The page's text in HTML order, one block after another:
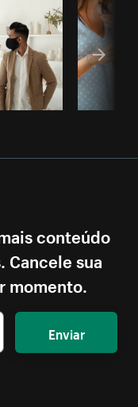
conteúdo
Cancele sua
momento.
Enviar